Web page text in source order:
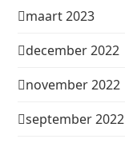
maart 2023
december 2022
november 2022
september 2022